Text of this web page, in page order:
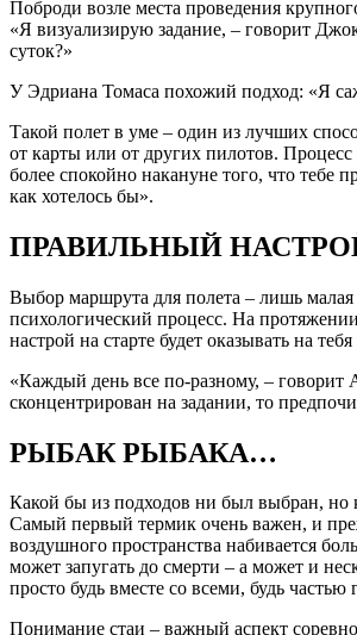
Поброди возле места проведения
«Я визуализирую задание, – говорит
суток?»
У Эдриана Томаса похожий подход: «Я
Такой полет в уме – один из лучших
от карты или от других пилотов. Процесс
более спокойно накануне того, что тебе
как хотелось бы».
ПРАВИЛЬНЫЙ
Выбор маршрута для полета – лишь
психологический процесс. На
настрой на старте будет оказывать на
«Каждый день все по-разному, – говорит
сконцентрирован на задании, то
РЫБАК РЫБАКА…
Какой бы из подходов ни был выбран, но
Самый первый термик очень важен, и
воздушного пространства набивается
может запугать до смерти – а может и
просто будь вместе со всеми, будь частью
Понимание стаи – важный аспект